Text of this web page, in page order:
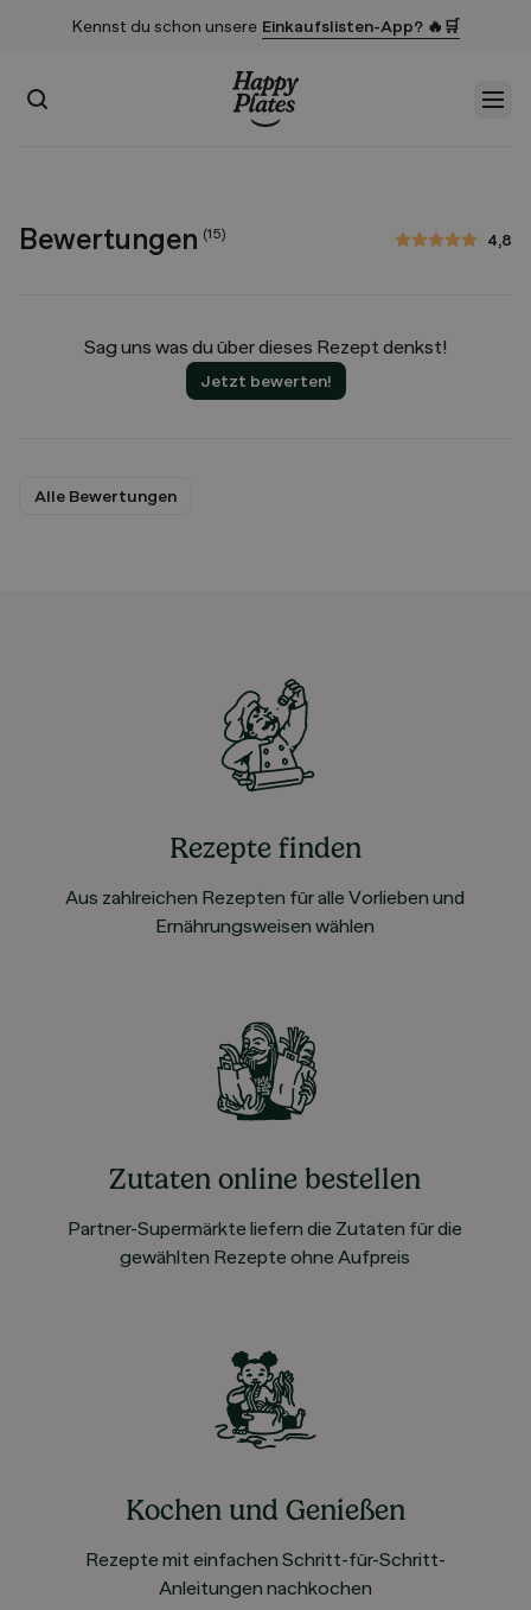
Kennst du schon unsere Einkaufslisten-App? 🔥🛒
Suchen
Bewertungen (15) 4,8
4,8 von 5 Sternen
Sag uns was du über dieses Rezept denkst!
Jetzt bewerten!
Alle Bewertungen
Rezepte finden
Aus zahlreichen Rezepten für alle Vorlieben und
Ernährungsweisen wählen
Zutaten online bestellen
Partner-Supermärkte liefern die Zutaten für die
gewählten Rezepte ohne Aufpreis
Kochen und Genießen
Rezepte mit einfachen Schritt-für-Schritt-
Anleitungen nachkochen